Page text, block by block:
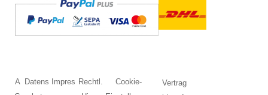
A
Datens
Impres Rechtl.
Cookie-
Vertrag